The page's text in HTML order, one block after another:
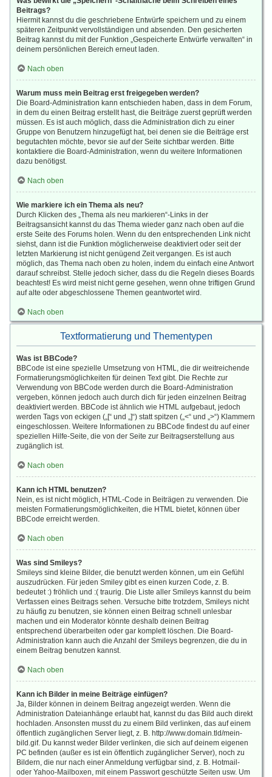
Beitrags?
Hiermit kannst du die geschriebene Entwürfe speichern und zu einem
späteren Zeitpunkt vervollständigen und absenden. Den gesicherten
Beitrag kannst du mit der Funktion „Gespeicherte Entwürfe verwalten“ in
deinem persönlichen Bereich erneut laden.
Nach oben
Warum muss mein Beitrag erst freigegeben werden?
Die Board-Administration kann entschieden haben, dass in dem Forum,
in dem du einen Beitrag erstellt hast, die Beiträge zuerst geprüft werden
müssen. Es ist auch möglich, dass die Administration dich zu einer
Gruppe von Benutzern hinzugefügt hat, bei denen sie die Beiträge erst
begutachten möchte, bevor sie auf der Seite sichtbar werden. Bitte
kontaktiere die Board-Administration, wenn du weitere Informationen
dazu benötigst.
Nach oben
Wie markiere ich ein Thema als neu?
Durch Klicken des „Thema als neu markieren“-Links in der
Beitragsansicht kannst du das Thema wieder ganz nach oben auf die
erste Seite des Forums holen. Wenn du den entsprechenden Link nicht
siehst, dann ist die Funktion möglicherweise deaktiviert oder seit der
letzten Markierung ist nicht genügend Zeit vergangen. Es ist auch
möglich, das Thema nach oben zu holen, indem du einfach eine Antwort
darauf schreibst. Stelle jedoch sicher, dass du die Regeln dieses Boards
beachtest! Es wird meist nicht gerne gesehen, wenn ohne triftigen Grund
auf alte oder abgeschlossene Themen geantwortet wird.
Nach oben
Textformatierung und Thementypen
Was ist BBCode?
BBCode ist eine spezielle Umsetzung von HTML, die dir weitreichende
Formatierungsmöglichkeiten für deinen Text gibt. Die Rechte zur
Verwendung von BBCode werden durch die Board-Administration
vergeben, können jedoch auch durch dich für jeden einzelnen Beitrag
deaktiviert werden. BBCode ist ähnlich wie HTML aufgebaut, jedoch
werden Tags von eckigen („[“ und „]“) statt spitzen („<“ und „>“) Klammern
eingeschlossen. Weitere Informationen zu BBCode findest du auf einer
speziellen Hilfe-Seite, die von der Seite zur Beitragserstellung aus
zugänglich ist.
Nach oben
Kann ich HTML benutzen?
Nein, es ist nicht möglich, HTML-Code in Beiträgen zu verwenden. Die
meisten Formatierungsmöglichkeiten, die HTML bietet, können über
BBCode erreicht werden.
Nach oben
Was sind Smileys?
Smileys sind kleine Bilder, die benutzt werden können, um ein Gefühl
auszudrücken. Für jeden Smiley gibt es einen kurzen Code, z. B.
bedeutet :) fröhlich und :( traurig. Die Liste aller Smileys kannst du beim
Verfassen eines Beitrags sehen. Versuche bitte trotzdem, Smileys nicht
zu häufig zu benutzen, sie können einen Beitrag schnell unlesbar
machen und ein Moderator könnte deshalb deinen Beitrag
entsprechend überarbeiten oder gar komplett löschen. Die Board-
Administration kann auch die Anzahl der Smileys begrenzen, die du in
einem Beitrag benutzen kannst.
Nach oben
Kann ich Bilder in meine Beiträge einfügen?
Ja, Bilder können in deinem Beitrag angezeigt werden. Wenn die
Administration Dateianhänge erlaubt hat, kannst du das Bild auch direkt
hochladen. Ansonsten musst du zu einem Bild verlinken, das auf einem
öffentlich zugänglichen Server liegt, z. B. http://www.domain.tld/mein-
bild.gif. Du kannst weder Bilder verlinken, die sich auf deinem eigenen
PC befinden (außer es ist ein öffentlich zugänglicher Server), noch zu
Bildern, die nur nach einer Anmeldung verfügbar sind, z. B. Hotmail-
oder Yahoo-Mailboxen, mit einem Passwort geschützte Seiten usw. Um